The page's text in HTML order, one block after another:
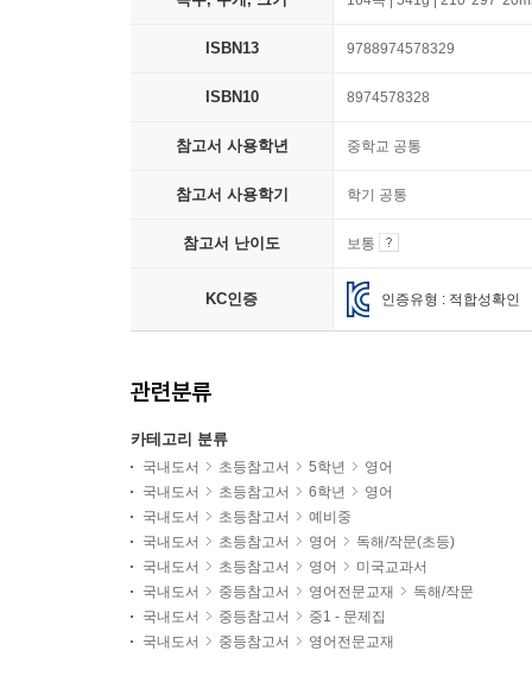
ISBN13 9788974578329
ISBN10 8974578328
참고서 사용학년 중학교 공통
참고서 사용학기 학기 공통
참고서 난이도 보통
KC인증 인증유형 : 적합성확인
관련분류
카테고리 분류
국내도서 초등참고서 5학년
영어
국내도서
초등참고서 6학년
영어
국내도서
초등참고서
예비중
국내도서
초등참고서 영어
독해/작문(초등)
국내도서
초등참고서 영어
미국교과서
국내도서
중등참고서 영어전문교재
독해/작문
국내도서
중등참고서
중1 - 문제집
국내도서
중등참고서 영어전문교재